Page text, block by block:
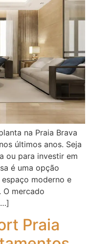
na Praia Brava
últimos anos. Seja
ou para investir em
é uma opção
moderno e
mercado
Praia